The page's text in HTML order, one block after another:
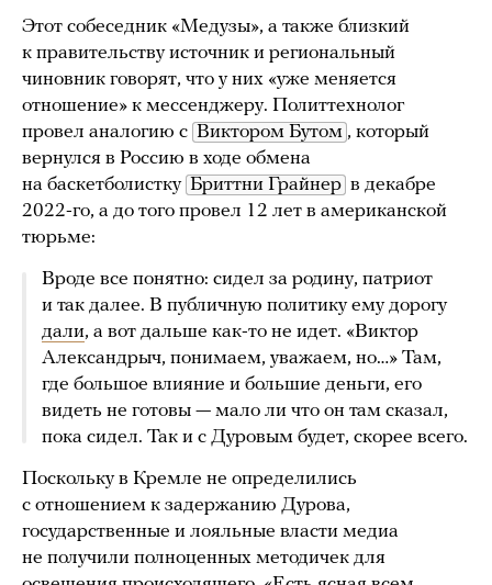
Этот собеседник «Медузы», а также близкий
к правительству источник и региональный
чиновник говорят, что у них «уже меняется
отношение» к мессенджеру. Политтехнолог
провел аналогию с Виктором Бутом , который
вернулся в Россию в ходе обмена
на баскетболистку Бриттни Грайнер в декабре
2022-го, а до того провел 12 лет в американской
тюрьме:
Вроде все понятно: сидел за родину, патриот
и так далее. В публичную политику ему дорогу
дали, а вот дальше как-то не идет. «Виктор
Александрыч, понимаем, уважаем, но…» Там,
где большое влияние и большие деньги, его
видеть не готовы — мало ли что он там сказал,
пока сидел. Так и с Дуровым будет, скорее всего.
Поскольку в Кремле не определились
с отношением к задержанию Дурова,
государственные и лояльные власти медиа
не получили полноценных методичек для